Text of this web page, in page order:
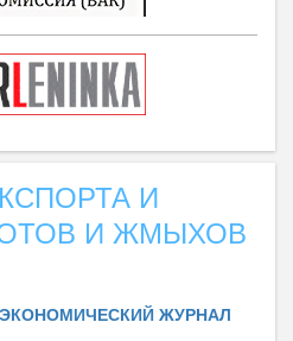
И
И ЖМЫХОВ
ЖУРНАЛ